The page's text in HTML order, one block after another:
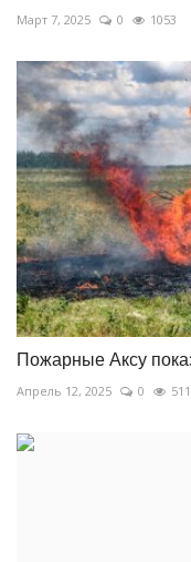
Март 7, 2025 0 1053
Пожарные Аксу
Апрель 12, 2025 0 511